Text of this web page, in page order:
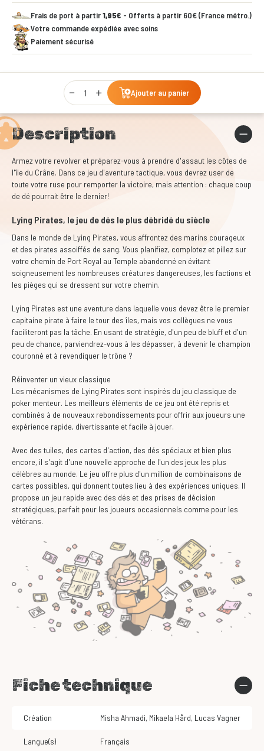
Frais de port à partir1,95€ - Offerts à partir 60€ (France métro.)
Votre commande expédiée avec soins
Paiement sécurisé
Qty
Ajouter au panier
Description
Armez votre revolver et préparez-vous à prendre d'assaut les côtes de
l'île du Crâne. Dans ce jeu d'aventure tactique, vous devrez user de
toute votre ruse pour remporter la victoire, mais attention : chaque coup
de dé pourrait être le dernier!
Lying Pirates, le jeu de dés le plus débridé du siècle
Dans le monde de Lying Pirates, vous affrontez des marins courageux
et des pirates assoiffés de sang. Vous planifiez, complotez et pillez sur
votre chemin de Port Royal au Temple abandonné en évitant
soigneusement les nombreuses créatures dangereuses, les factions et
les pièges qui se dressent sur votre chemin.
Lying Pirates est une aventure dans laquelle vous devez être le premier
capitaine pirate à faire le tour des îles, mais vos collègues ne vous
faciliteront pas la tâche. En usant de stratégie, d'un peu de bluff et d'un
peu de chance, parviendrez-vous à les dépasser, à devenir le champion
couronné et à revendiquer le trône ?
Réinventer un vieux classique
Les mécanismes de Lying Pirates sont inspirés du jeu classique de
poker menteur. Les meilleurs éléments de ce jeu ont été repris et
combinés à de nouveaux rebondissements pour offrir aux joueurs une
expérience rapide, divertissante et facile à jouer.
Avec des tuiles, des cartes d'action, des dés spéciaux et bien plus
encore, il s'agit d'une nouvelle approche de l'un des jeux les plus
célèbres au monde. Le jeu offre plus d'un million de combinaisons de
cartes possibles, qui donnent toutes lieu à des expériences uniques. Il
propose un jeu rapide avec des dés et des prises de décision
stratégiques, parfait pour les joueurs occasionnels comme pour les
vétérans.
Fiche technique
Création Misha Ahmadi, Mikaela Hård, Lucas Vagner
Langue(s) Français